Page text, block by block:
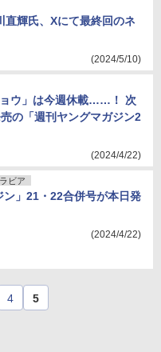
直輝氏、Xにて最終回のネ
(2024/5/10)
ョウ」は今週休載……！ 次
の「週刊ヤングマガジン2
(2024/4/22)
ビア
ン」21・22合併号が本日発
(2024/4/22)
4 5